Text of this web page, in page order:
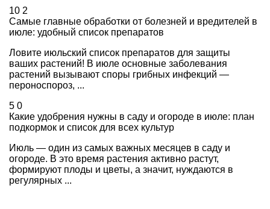
10 2
Самые главные обработки от болезней и вредителей в
июле: удобный список препаратов
Ловите июльский список препаратов для защиты
ваших растений! В июле основные заболевания
растений вызывают споры грибных инфекций —
пероноспороз, ...
5 0
Какие удобрения нужны в саду и огороде в июле: план
подкормок и список для всех культур
Июль — один из самых важных месяцев в саду и
огороде. В это время растения активно растут,
формируют плоды и цветы, а значит, нуждаются в
регулярных ...